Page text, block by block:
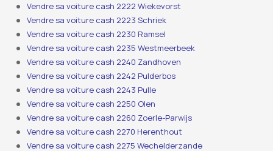
Vendre sa voiture cash 2222 Wiekevorst
Vendre sa voiture cash 2223 Schriek
Vendre sa voiture cash 2230 Ramsel
Vendre sa voiture cash 2235 Westmeerbeek
Vendre sa voiture cash 2240 Zandhoven
Vendre sa voiture cash 2242 Pulderbos
Vendre sa voiture cash 2243 Pulle
Vendre sa voiture cash 2250 Olen
Vendre sa voiture cash 2260 Zoerle-Parwijs
Vendre sa voiture cash 2270 Herenthout
Vendre sa voiture cash 2275 Wechelderzande